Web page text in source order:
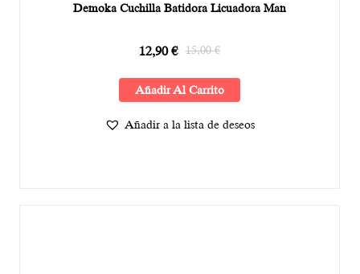
Demoka Cuchilla Batidora Licuadora Man
15,00€
12,90€
Añadir Al Carrito
Añadir a la lista de deseos